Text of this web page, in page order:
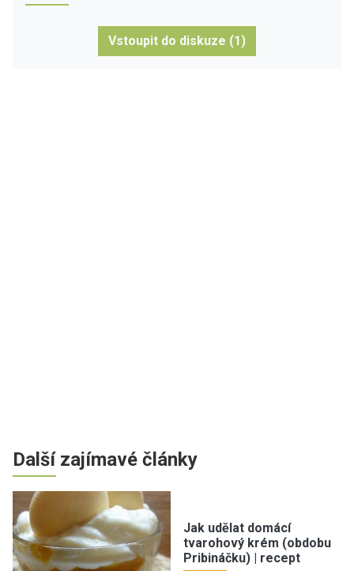
Vstoupit do diskuze (1)
Další zajímavé články
Jak udělat domácí
tvarohový krém (obdobu
Pribináčku) | recept